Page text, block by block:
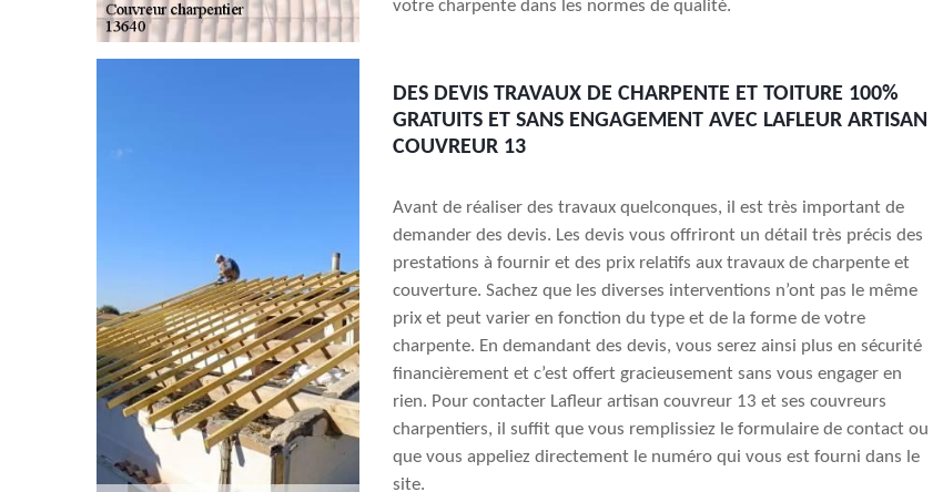
votre charpente dans les normes de qualité.
DES DEVIS TRAVAUX DE CHARPENTE ET TOITURE 100%
GRATUITS ET SANS ENGAGEMENT AVEC LAFLEUR ARTISAN
COUVREUR 13
Avant de réaliser des travaux quelconques, il est très important de
demander des devis. Les devis vous offriront un détail très précis des
prestations à fournir et des prix relatifs aux travaux de charpente et
couverture. Sachez que les diverses interventions n’ont pas le même
prix et peut varier en fonction du type et de la forme de votre
charpente. En demandant des devis, vous serez ainsi plus en sécurité
financièrement et c’est offert gracieusement sans vous engager en
rien. Pour contacter Lafleur artisan couvreur 13 et ses couvreurs
charpentiers, il suffit que vous remplissiez le formulaire de contact ou
que vous appeliez directement le numéro qui vous est fourni dans le
site.